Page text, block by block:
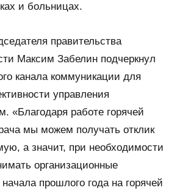
и больницах.
правительства
Максим Забелин подчеркнул
канала коммуникации для
управления
«Благодаря работе горячей
мы можем получать отклик
а значит, при необходимости
организационные
прошлого года на горячей